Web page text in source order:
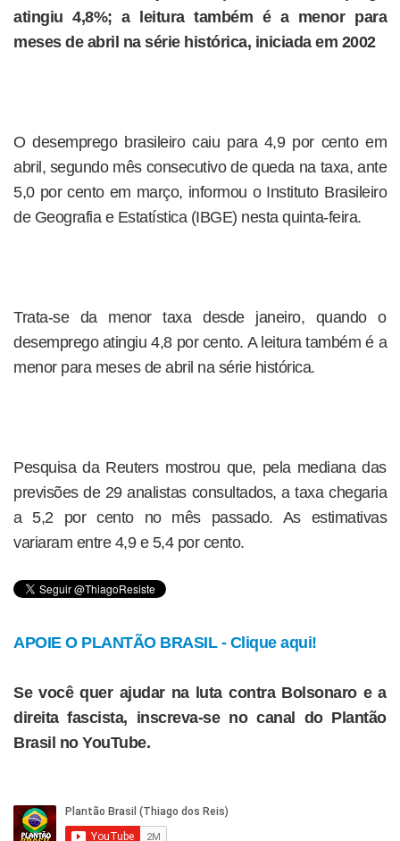
atingiu 4,8%; a leitura também é a menor para
meses de abril na série histórica, iniciada em 2002
O desemprego brasileiro caiu para 4,9 por cento em
abril, segundo mês consecutivo de queda na taxa, ante
5,0 por cento em março, informou o Instituto Brasileiro
de Geografia e Estatística (IBGE) nesta quinta-feira.
Trata-se da menor taxa desde janeiro, quando o
desemprego atingiu 4,8 por cento. A leitura também é a
menor para meses de abril na série histórica.
Pesquisa da Reuters mostrou que, pela mediana das
previsões de 29 analistas consultados, a taxa chegaria
a 5,2 por cento no mês passado. As estimativas
variaram entre 4,9 e 5,4 por cento.
APOIE O PLANTÃO BRASIL - Clique aqui!
Se você quer ajudar na luta contra Bolsonaro e a
direita fascista, inscreva-se no canal do Plantão
Brasil no YouTube.